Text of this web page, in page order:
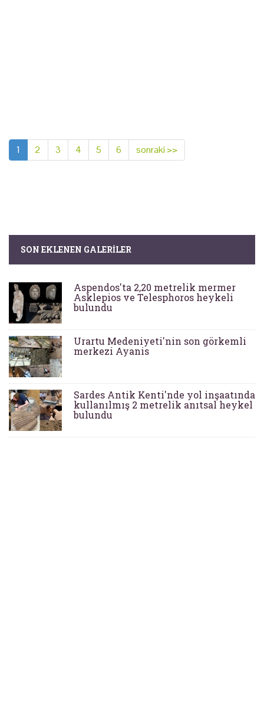
1 2 3 4 5 6 sonraki >>
SON EKLENEN GALERILER
Aspendos'ta 2,20 metrelik mermer
Asklepios ve Telesphoros heykeli
bulundu
Urartu Medeniyeti'nin son görkemli
merkezi Ayanis
Sardes Antik Kenti'nde yol inşaatında
kullanılmış 2 metrelik anıtsal heykel
bulundu